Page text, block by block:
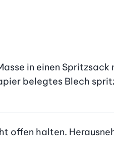
in einen Spritzsack
belegtes Blech
offen halten.